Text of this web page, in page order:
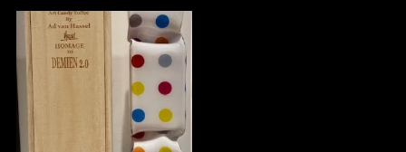
Contact